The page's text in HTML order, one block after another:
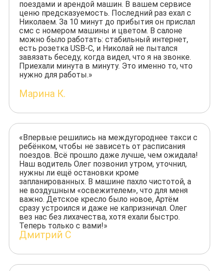
поездами и арендой машин. В вашем сервисе
ценю предсказуемость. Последний раз ехал с
Николаем. За 10 минут до прибытия он прислал
смс с номером машины и цветом. В салоне
можно было работать: стабильный интернет,
есть розетка USB-C, и Николай не пытался
завязать беседу, когда видел, что я на звонке.
Приехали минута в минуту. Это именно то, что
нужно для работы.»
Марина К.
«Впервые решились на междугороднее такси с
ребёнком, чтобы не зависеть от расписания
поездов. Всё прошло даже лучше, чем ожидала!
Наш водитель Олег позвонил утром, уточнил,
нужны ли ещё остановки кроме
запланированных. В машине пахло чистотой, а
не воздушным «освежителем», что для меня
важно. Детское кресло было новое, Артём
сразу устроился и даже не капризничал. Олег
вез нас без лихачества, хотя ехали быстро.
Теперь только с вами!»
Дмитрий С